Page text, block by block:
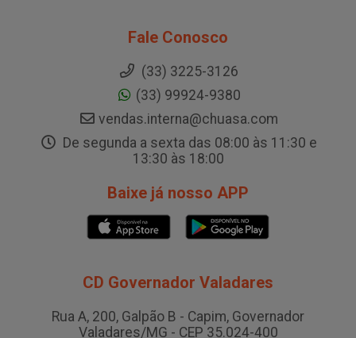
Fale Conosco
(33) 3225-3126
(33) 99924-9380
vendas.interna@chuasa.com
De segunda a sexta das 08:00 às 11:30 e
13:30 às 18:00
Baixe já nosso APP
CD Governador Valadares
Rua A, 200, Galpão B - Capim, Governador
Valadares/MG - CEP 35.024-400